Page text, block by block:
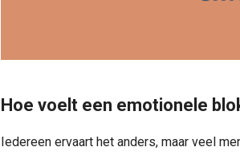
Hoe voelt een emotionele
Iedereen ervaart het anders, maar veel